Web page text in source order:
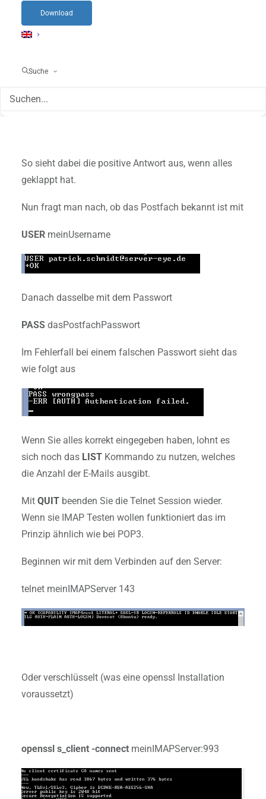
Download
Suche
Hier reichen wenige Befehle. Das Ganze ist dabei
So sieht dabei die positive Antwort aus, wenn alles
geklappt hat.
Nun fragt man nach, ob das Postfach bekannt ist mit
USER meinUsername
Danach dasselbe mit dem Passwort
PASS dasPostfachPasswort
Im Fehlerfall bei einem falschen Passwort sieht das
wie folgt aus
Wenn Sie alles korrekt eingegeben haben, lohnt es
sich noch das LIST Kommando zu nutzen, welches
die Anzahl der E-Mails ausgibt.
Mit QUIT beenden Sie die Telnet Session wieder.
Wenn sie IMAP Testen wollen funktioniert das im
Prinzip ähnlich wie bei POP3.
Beginnen wir mit dem Verbinden auf den Server:
telnet meinIMAPServer 143
Oder verschlüsselt (was eine openssl Installation
voraussetzt)
openssl s_client -connect meinIMAPServer:993